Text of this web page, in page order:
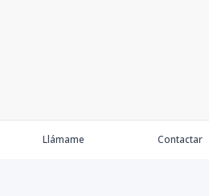
Llámame Contactar